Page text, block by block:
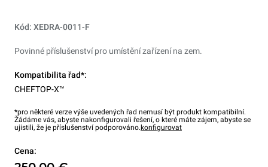
Kód: XEDRA-0011-F
Povinné příslušenství pro umístění zařízení na zem.
Kompatibilita řad*:
CHEFTOP-X™
*pro některé verze výše uvedených řad nemusí být produkt kompatibilní.
Žádáme vás, abyste nakonfigurovali řešení, o které máte zájem, abyste se
ujistili, že je příslušenství podporováno. konfigurovat
Cena: